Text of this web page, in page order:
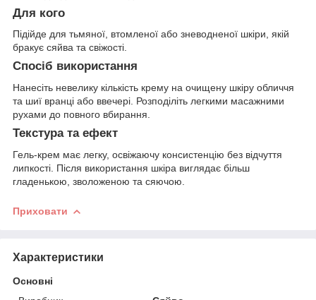
Для кого
Підійде для тьмяної, втомленої або зневодненої шкіри, якій
бракує сяйва та свіжості.
Спосіб використання
Нанесіть невелику кількість крему на очищену шкіру обличчя
та шиї вранці або ввечері. Розподіліть легкими масажними
рухами до повного вбирання.
Текстура та ефект
Гель-крем має легку, освіжаючу консистенцію без відчуття
липкості. Після використання шкіра виглядає більш
гладенькою, зволоженою та сяючою.
Приховати
Характеристики
Основні